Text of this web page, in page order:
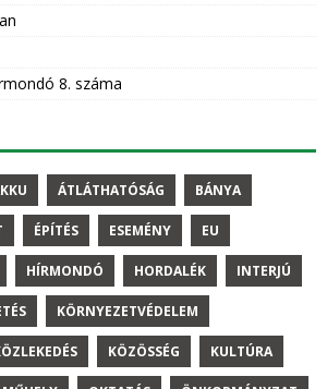
8. száma
ÁTLÁTHATÓSÁG BÁNYA
ÉPÍTÉS ESEMÉNY EU
HÍRMONDÓ HORDALÉK INTERJÚ
KÖRNYEZETVÉDELEM
KÖZÖSSÉG KULTÚRA